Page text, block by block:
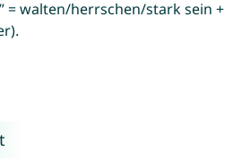
= walten/herrschen/stark sein +